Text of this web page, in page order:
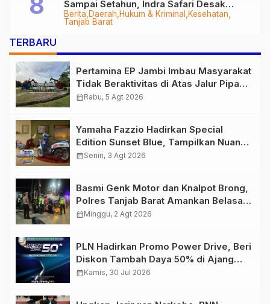
Berita Daerah Hukum & Kriminal
Kesehatan
Tanjab Barat
Sampai Setahun, Indra Safari Desak
Audit Menyeluruh
TERBARU
Pertamina EP Jambi Imbau Masyarakat
Tidak Beraktivitas di Atas Jalur Pipa
Migas Demi Keselamatan Bersama
calendar_monthRabu, 5 Agt 2026
Yamaha Fazzio Hadirkan Special
Edition Sunset Blue, Tampilkan Nuansa
Retro Summer yang Semakin Skena
calendar_monthSenin, 3 Agt 2026
Basmi Genk Motor dan Knalpot Brong,
Polres Tanjab Barat Amankan Belasan
Kendaraan
calendar_monthMinggu, 2 Agt 2026
PLN Hadirkan Promo Power Drive, Beri
Diskon Tambah Daya 50% di Ajang
GIIAS 2026
calendar_monthKamis, 30 Jul 2026